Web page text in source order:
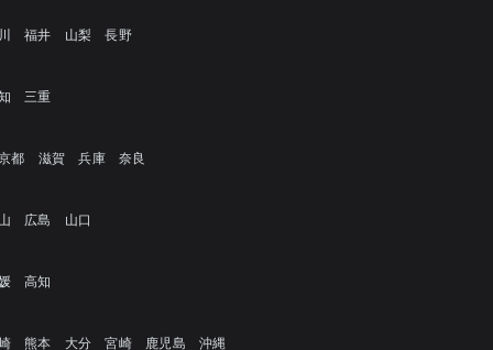
福井 山梨 長野
三重
都 滋賀 兵庫 奈良
広島 山口
高知
熊本 大分 宮崎 鹿児島 沖縄